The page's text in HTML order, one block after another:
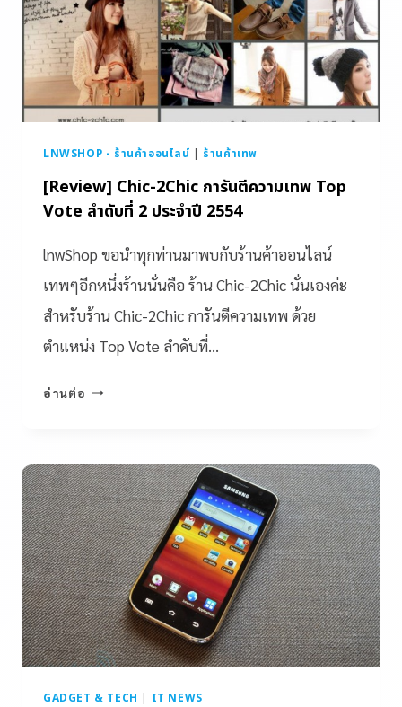
LNWSHOP - ร้านค้าออนไลน์ | ร้านค้าเทพ
[Review] Chic-2Chic การันตีความเทพ Top
Vote ลำดับที่ 2 ประจำปี 2554
lnwShop ขอนำทุกท่านมาพบกับร้านค้าออนไลน์
เทพๆอีกหนึ่งร้านนั่นคือ ร้าน Chic-2Chic นั่นเองค่ะ
สำหรับร้าน Chic-2Chic การันตีความเทพ ด้วย
ตำแหน่ง Top Vote ลำดับที่…
อ่านต่อ
GADGET & TECH | IT NEWS